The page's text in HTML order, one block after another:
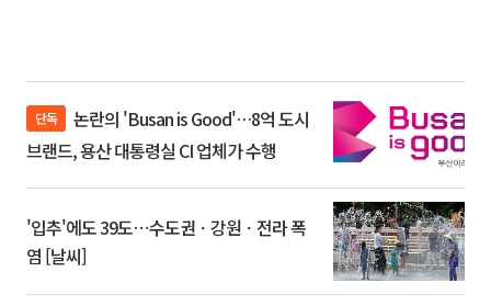
단독
브랜드, 용산 대통령실 CI 업체가 수행
'입추'에도 39도⋯수도권ㆍ강원ㆍ전라 폭
염 [날씨]